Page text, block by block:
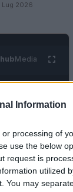
Information
processing of
use the below
request is
utilized
You may
Lug 2026
hubMedia
VEDI TUTTI →